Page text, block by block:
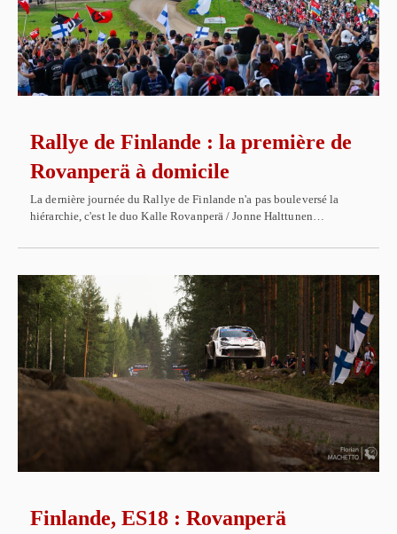
Rallye de Finlande : la première de
Rovanperä à domicile
La dernière journée du Rallye de Finlande n'a pas bouleversé la
hiérarchie, c'est le duo Kalle Rovanperä / Jonne Halttunen…
Finlande, ES18 : Rovanperä